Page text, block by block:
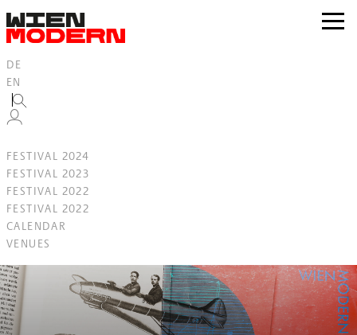
springen
zur
DE
EN
FESTIVAL 2024
FESTIVAL 2023
FESTIVAL 2022
FESTIVAL 2022
CALENDAR
VENUES